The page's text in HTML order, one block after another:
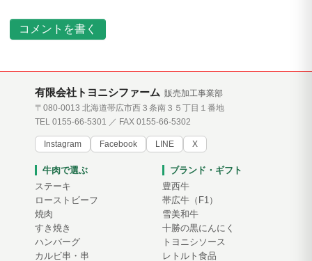
コメントを書く
有限会社トヨニシファーム 販売加工事業部
〒080-0013 北海道帯広市西３条南３５丁目１番地
TEL 0155-66-5301 ／ FAX 0155-66-5302
Instagram Facebook LINE X
牛肉で選ぶ
ステーキ
ローストビーフ
焼肉
すき焼き
ハンバーグ
カルビ串・串
ブランド・ギフト
豊西牛
帯広牛（F1）
雪美和牛
十勝の黒にんにく
トヨニシソース
レトルト食品